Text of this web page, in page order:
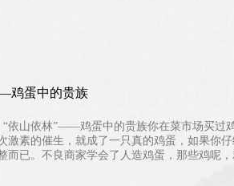
鸡蛋中的贵族
山依林”——鸡蛋中的贵族你在菜市场买过
激素的催生，就成了一只真的鸡蛋，如果你
而已。不良商家学会了人造鸡蛋，那些鸡呢